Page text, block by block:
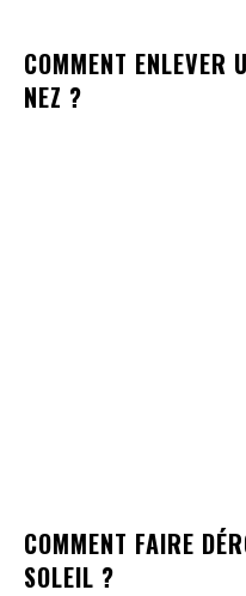
COMMENT ENLEVER
NEZ ?
COMMENT FAIRE
SOLEIL ?